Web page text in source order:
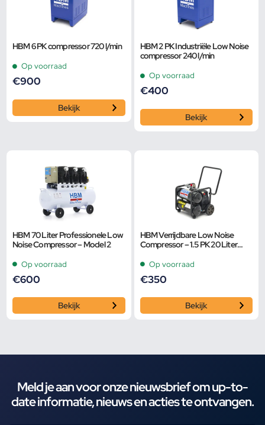
HBM 6 PK compressor 720 l/min
Op voorraad
€900
Bekijk
HBM 2 PK Industriële Low Noise
compressor 240 l/min
Op voorraad
€400
Bekijk
HBM 70 Liter Professionele Low
Noise Compressor – Model 2
Op voorraad
€600
Bekijk
HBM Verrijdbare Low Noise
Compressor – 1.5 PK 20 Liter
Op voorraad
€350
Bekijk
Meld je aan voor onze nieuwsbrief om up-to-
date informatie, nieuws en acties te ontvangen.